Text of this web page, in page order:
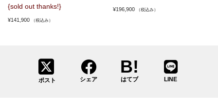
{sold out thanks!}
¥141,900 （税込み）
¥196,900 （税込み）
ポスト シェア はてブ LINE